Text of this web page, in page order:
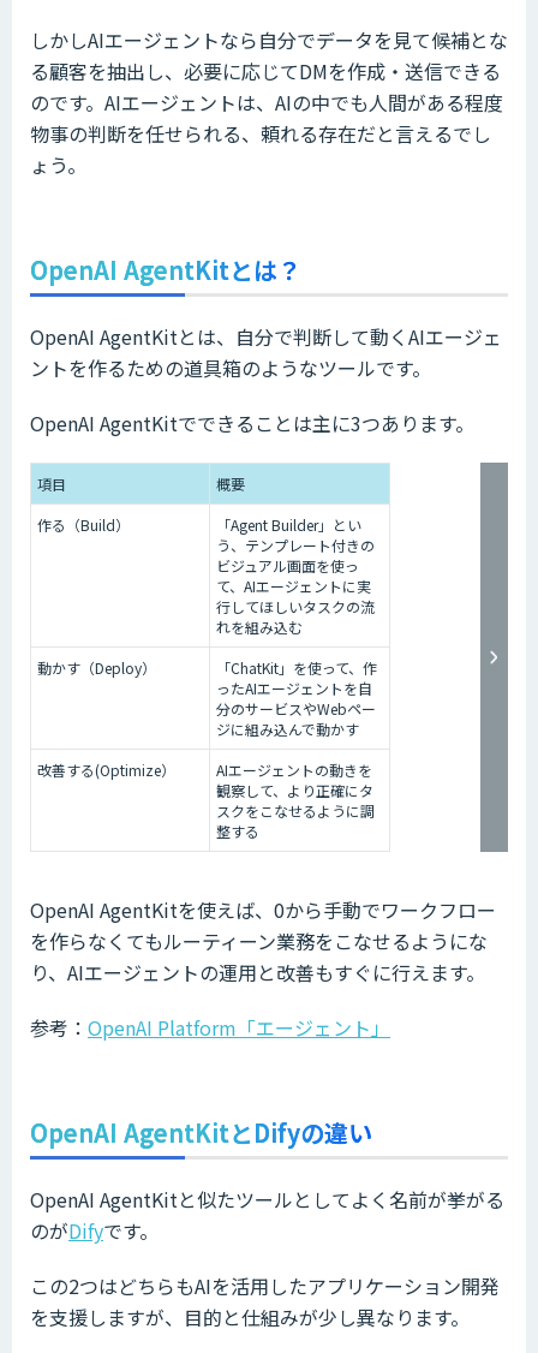
しかしAIエージェントなら自分でデータを見て候補とな
る顧客を抽出し、必要に応じてDMを作成・送信できる
のです。AIエージェントは、AIの中でも人間がある程度
物事の判断を任せられる、頼れる存在だと言えるでし
ょう。
OpenAI AgentKitとは？
OpenAI AgentKitとは、自分で判断して動くAIエージェ
ントを作るための道具箱のようなツールです。
OpenAI AgentKitでできることは主に3つあります。
項目
概要
作る（Build）
「Agent Builder」とい
う、テンプレート付きの
ビジュアル画面を使っ
て、AIエージェントに実
行してほしいタスクの流
れを組み込む
動かす（Deploy）
「ChatKit」を使って、作
ったAIエージェントを自
分のサービスやWebペー
ジに組み込んで動かす
改善する(Optimize）
AIエージェントの動きを
観察して、より正確にタ
スクをこなせるように調
整する
OpenAI AgentKitを使えば、0から手動でワークフロー
を作らなくてもルーティーン業務をこなせるようにな
り、AIエージェントの運用と改善もすぐに行えます。
参考： OpenAI Platform「エージェント」
OpenAI AgentKitとDifyの違い
OpenAI AgentKitと似たツールとしてよく名前が挙がる
のがDifyです。
この2つはどちらもAIを活用したアプリケーション開発
を支援しますが、目的と仕組みが少し異なります。